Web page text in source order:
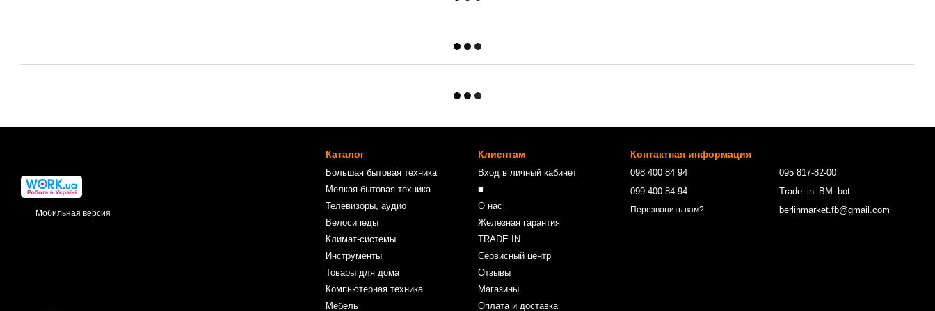
Мобильная версия
Каталог
Большая бытовая техника
Мелкая бытовая техника
Телевизоры, аудио
Велосипеды
Климат-системы
Инструменты
Товары для дома
Компьютерная техника
Мебель
Клиентам
Вход в личный кабинет
■
О нас
Железная гарантия
TRADE IN
Сервисный центр
Отзывы
Магазины
Оплата и доставка
Контактная информация
098 400 84 94‬
099 400 84 94
Перезвонить вам?
095 817-82-00
Trade_in_BM_bot
berlinmarket.fb@gmail.com